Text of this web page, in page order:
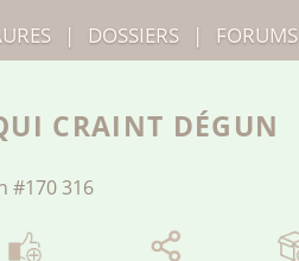
CRAINT DÉGUN
#170 316
| DOSSIERS | FORUMS